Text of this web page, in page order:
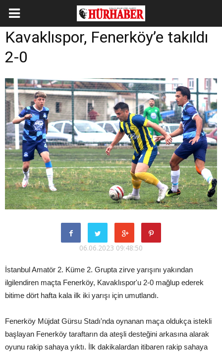
Kavaklıspor, Fenerköy’e takıldı
2-0
06.06.2023 09:48:50
İstanbul Amatör 2. Küme 2. Grupta zirve yarışını yakından
ilgilendiren maçta Fenerköy, Kavaklıspor'u 2-0 mağlup ederek
bitime dört hafta kala ilk iki yarışı için umutlandı.
Fenerköy Müjdat Gürsu Stadı'nda oynanan maça oldukça istekli
başlayan Fenerköy taraftarın da ateşli desteğini arkasına alarak
oyunu rakip sahaya yıktı. İlk dakikalardan itibaren rakip sahaya